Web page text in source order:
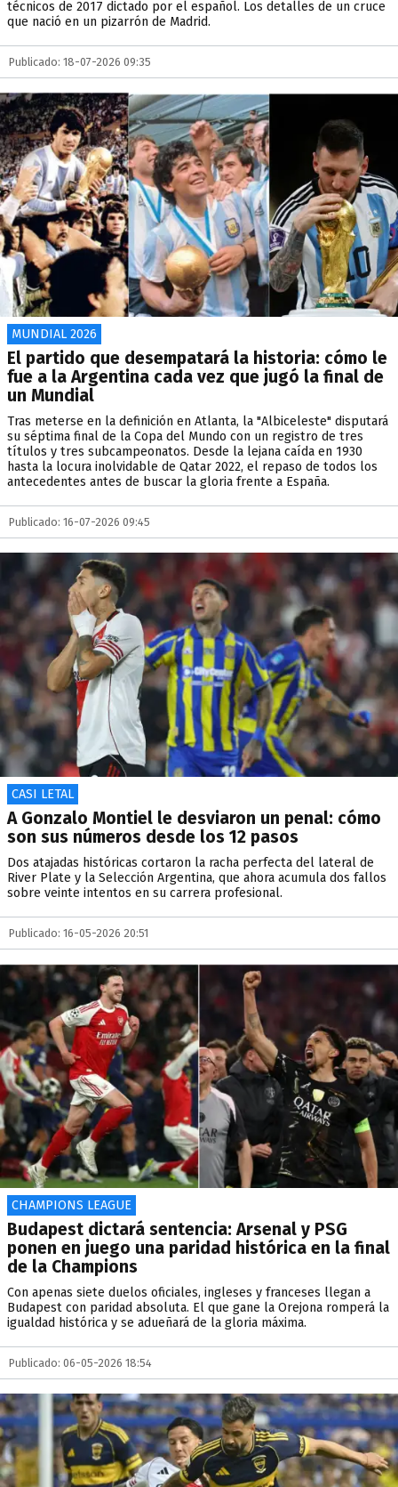
técnicos de 2017 dictado por el español. Los detalles de un cruce
que nació en un pizarrón de Madrid.
Publicado: 18-07-2026 09:35
MUNDIAL 2026
El partido que desempatará la historia: cómo le
fue a la Argentina cada vez que jugó la final de
un Mundial
Tras meterse en la definición en Atlanta, la "Albiceleste" disputará
su séptima final de la Copa del Mundo con un registro de tres
títulos y tres subcampeonatos. Desde la lejana caída en 1930
hasta la locura inolvidable de Qatar 2022, el repaso de todos los
antecedentes antes de buscar la gloria frente a España.
Publicado: 16-07-2026 09:45
CASI LETAL
A Gonzalo Montiel le desviaron un penal: cómo
son sus números desde los 12 pasos
Dos atajadas históricas cortaron la racha perfecta del lateral de
River Plate y la Selección Argentina, que ahora acumula dos fallos
sobre veinte intentos en su carrera profesional.
Publicado: 16-05-2026 20:51
CHAMPIONS LEAGUE
Budapest dictará sentencia: Arsenal y PSG
ponen en juego una paridad histórica en la final
de la Champions
Con apenas siete duelos oficiales, ingleses y franceses llegan a
Budapest con paridad absoluta. El que gane la Orejona romperá la
igualdad histórica y se adueñará de la gloria máxima.
Publicado: 06-05-2026 18:54